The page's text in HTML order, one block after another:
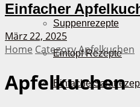
Suppenrezepte
Eintopf Rezepte
Einfache
Einfacher
März 22, 2025
Home CategoryApfelkuchen
Apfelkuchen